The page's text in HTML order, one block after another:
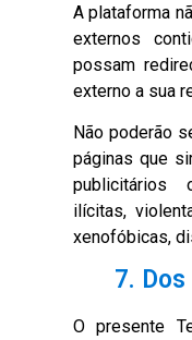
A plataforma
externos
possam
externo a sua
Não poderão
páginas que
publicitários
ilícitas,
xenofóbicas,
7.
O presente